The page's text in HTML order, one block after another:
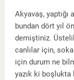
Akyavaş, yaptığı
bundan dört yıl
demiştiniz.
canlılar için,
için durum ne
yazık ki boşlukta